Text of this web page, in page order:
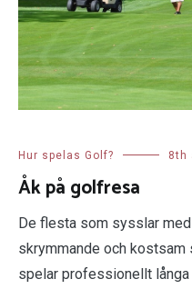
Hur spelas Golf? 8th
Åk på golfresa
De flesta som sysslar
skrymmande och kostsam
spelar professionellt